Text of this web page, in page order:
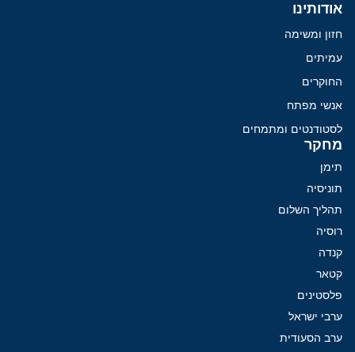
אודותינו
חזון ומשימה
עמיתים
החוקרים
אנשי מפתח
לסטודנטים ומתמחים
מחקר
תימן
תוניסיה
תהליך השלום
רוסיה
קנדה
קטאר
פלסטינים
ערבי ישראל
ערב הסעודית